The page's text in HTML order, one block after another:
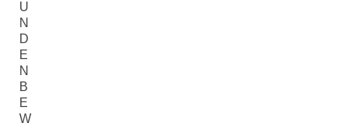
U
N
D
E
N
B
E
W